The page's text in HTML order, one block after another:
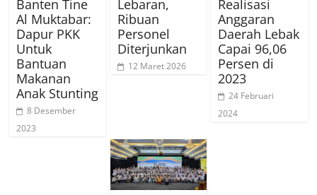
Banten Tine
Al Muktabar:
Dapur PKK
Untuk
Bantuan
Makanan
Anak Stunting
8 Desember
2023
Lebaran,
Ribuan
Personel
Diterjunkan
12 Maret 2026
Realisasi
Anggaran
Daerah Lebak
Capai 96,06
Persen di
2023
24 Februari
2024